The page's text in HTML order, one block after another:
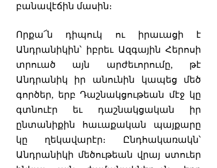
բանավէճին մասին։
Որքա՜ն դիպուկ ու իրաւացի է
Անդրանիկին՝ իբրեւ Ազգային Հերոսի
տրուած այն արժեւորումը, թէ
Անդրանիկ իր անունին կապեց մեծ
գործեր, երբ Դաշնակցութեան մէջ կը
գտնուէր եւ դաշնակցական իր
ընտանիքին հաւաքական պայքարը
կը ղեկավարէր։ Ընդհակառակն՝
Անդրանիկի մեծութեան վրայ ստուեր